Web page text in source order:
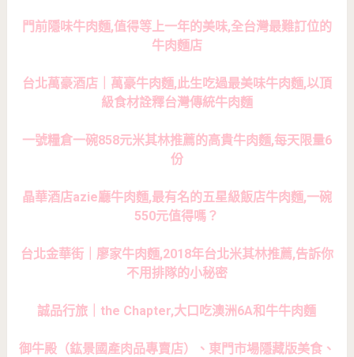
門前隱味牛肉麵,值得等上一年的美味,全台灣最難訂位的
牛肉麵店
台北萬豪酒店｜萬豪牛肉麵,此生吃過最美味牛肉麵,以頂
級食材詮釋台灣傳統牛肉麵
一號糧倉一碗858元米其林推薦的高貴牛肉麵,每天限量6
份
晶華酒店azie廳牛肉麵,最有名的五星級飯店牛肉麵,一碗
550元值得嗎？
台北金華街｜廖家牛肉麵,2018年台北米其林推薦,告訴你
不用排隊的小秘密
誠品行旅｜the Chapter,大口吃澳洲6A和牛牛肉麵
御牛殿（鈜景國產肉品專賣店）、東門市場隱藏版美食、